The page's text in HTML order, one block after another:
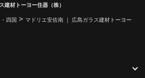
建材トーヨー住器（株）
四国 > マドリエ安佐南 ｜ 広島ガラス建材トーヨー